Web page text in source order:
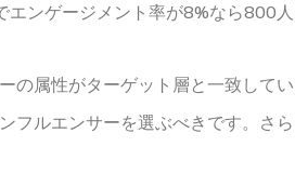
エンゲージメント率が8%なら800人
の属性がターゲット層と一致して
フルエンサーを選ぶべきです。さ